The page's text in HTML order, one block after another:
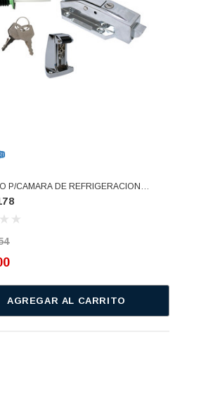
P/CAMARA DE REFRIGERACION
C/LLAVE SEG INT 008 YL-1178 Usar
(RPYL1178)
AGREGAR AL CARRITO